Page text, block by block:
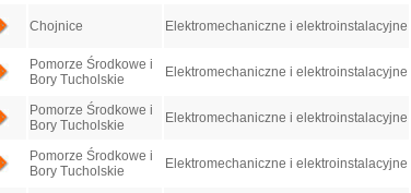
Chojnice Elektromechaniczne i elektroinstalacyjne
Pomorze Środkowe i
Bory Tucholskie
Elektromechaniczne i elektroinstalacyjne
Pomorze Środkowe i
Bory Tucholskie
Elektromechaniczne i elektroinstalacyjne
Pomorze Środkowe i
Bory Tucholskie
Elektromechaniczne i elektroinstalacyjne